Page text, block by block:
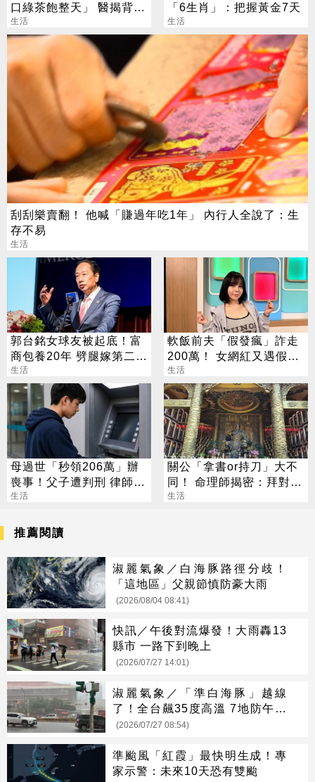
口綠茶飽整天」 醫揭背後
真相
生活
「6生肖」：把握黃金7天
生活
刮刮樂賣翻！ 他喊「賺過年吃1年」 內行人全說了：生
存不易
生活
郭台銘女球友被起底！富
商包養20年 劈腿嫁第二任
老公
生活
軟飯前夫「假發瘋」詐走
200萬！ 女網紅又遇假富
豪 養套殺噴2千萬
生活
母過世「秒領206萬」辦
喪事！父子遭判刑 律師：
搶錢先下手是罪
生活
關公「拿書or持刀」大不
同！ 命理師揭密：拜對大
加分、拜錯恐虧本
生活
推薦閱讀
淑麗氣象／白海豚路徑分歧！
「這地區」父親節慎防豪大雨
(2026/08/04 08:41)
快訊／午後對流爆發！大雨轟13
縣市 一路下到晚上
(2026/07/27 14:01)
淑麗氣象／「準白海豚」越線
了！全台飆35度高溫 7地防午後
大雨
(2026/07/27 08:54)
準颱風「紅霞」最快明生成！專
家示警：未來10天恐有雙颱